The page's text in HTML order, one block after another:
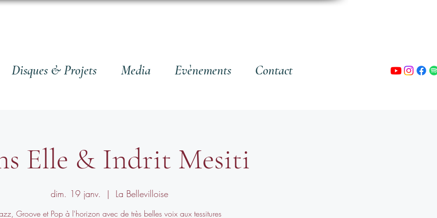
Disques & Projets Media Evènements Contact
Elle & Indrit Mesiti
dim. 19 janv.
  |
La Bellevilloise
Groove et Pop à l'horizon avec de très belles voix aux tessitures